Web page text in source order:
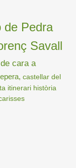
de Pedra
Savall
de cara a
castellar del
itinerari història